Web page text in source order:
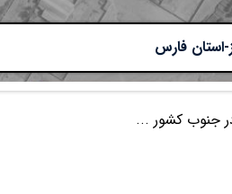
فارس
جنوب کشور ...